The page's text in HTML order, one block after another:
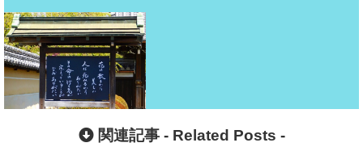
関連記事 - Related Posts -